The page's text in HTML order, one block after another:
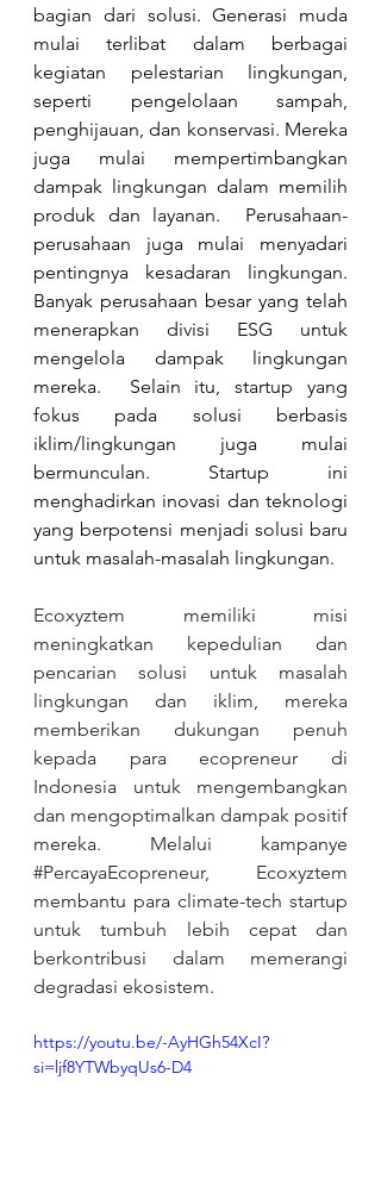
bagian dari solusi. Generasi muda
mulai terlibat dalam berbagai
kegiatan pelestarian lingkungan,
seperti pengelolaan sampah,
penghijauan, dan konservasi. Mereka
juga mulai mempertimbangkan
dampak lingkungan dalam memilih
produk dan layanan.  Perusahaan-
perusahaan juga mulai menyadari
pentingnya kesadaran lingkungan.
Banyak perusahaan besar yang telah
menerapkan divisi ESG untuk
mengelola dampak lingkungan
mereka.  Selain itu, startup yang
fokus pada solusi berbasis
iklim/lingkungan juga mulai
bermunculan. Startup ini
menghadirkan inovasi dan teknologi
yang berpotensi menjadi solusi baru
untuk masalah-masalah lingkungan.
Ecoxyztem memiliki misi
meningkatkan kepedulian dan
pencarian solusi untuk masalah
lingkungan dan iklim, mereka
memberikan dukungan penuh
kepada para ecopreneur di
Indonesia untuk mengembangkan
dan mengoptimalkan dampak positif
#PercayaEcopreneur, Ecoxyztem
membantu para climate-tech startup
untuk tumbuh lebih cepat dan
berkontribusi dalam memerangi
degradasi ekosistem.
https://youtu.be/-AyHGh54XcI?
si=ljf8YTWbyqUs6-D4